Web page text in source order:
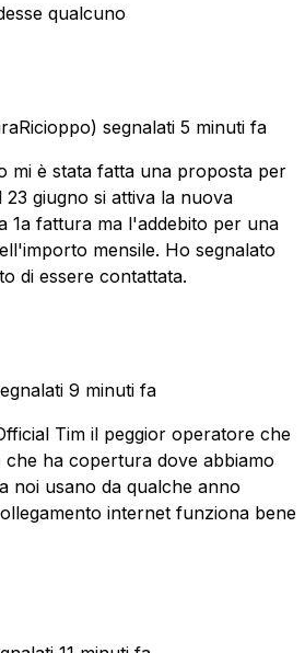
qualcuno
segnalati 5 minuti fa
mi è stata fatta una proposta per
giugno si attiva la nuova
1a fattura ma l'addebito per una
mensile. Ho segnalato
di essere contattata.
9 minuti fa
Tim il peggior operatore che
che ha copertura dove abbiamo
noi usano da qualche anno
internet funziona bene